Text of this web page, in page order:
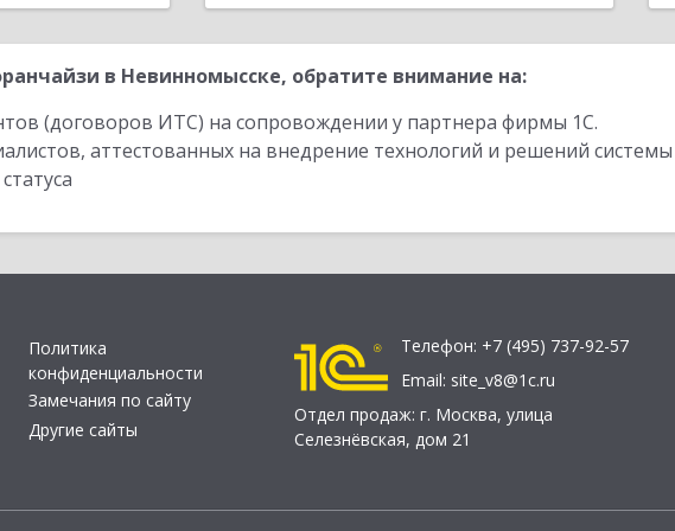
в Невинномысске, обратите внимание на:
(договоров ИТС) на сопровождении у партнера фирмы 1С.
аттестованных на внедрение технологий и решений
Политика
конфиденциальности
Замечания по сайту
Другие сайты
Телефон: +7 (495) 737-92-57
Email: site_v8@1c.ru
Отдел продаж: г. Москва, улица
Селезнёвская, дом 21